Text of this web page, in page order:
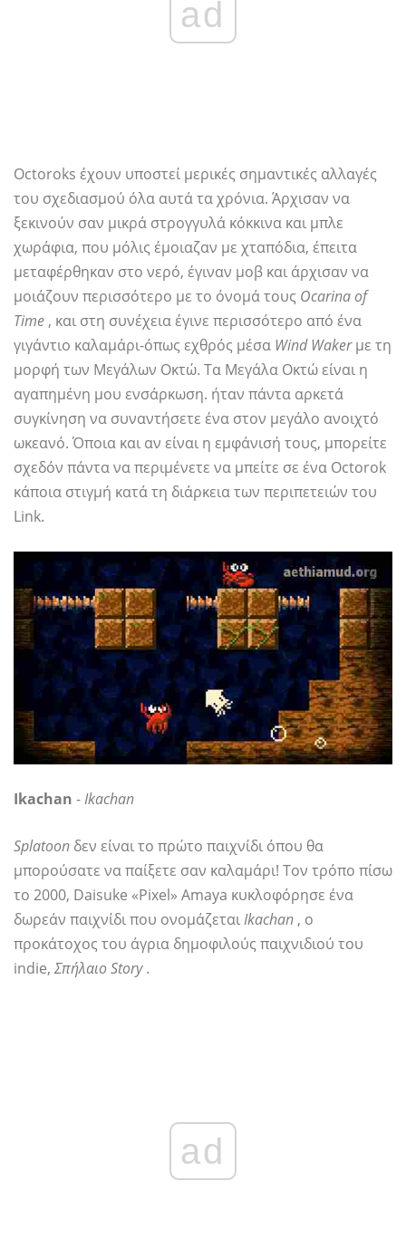
ad
Octoroks έχουν υποστεί μερικές σημαντικές αλλαγές
του σχεδιασμού όλα αυτά τα χρόνια. Άρχισαν να
ξεκινούν σαν μικρά στρογγυλά κόκκινα και μπλε
χωράφια, που μόλις έμοιαζαν με χταπόδια, έπειτα
μεταφέρθηκαν στο νερό, έγιναν μοβ και άρχισαν να
μοιάζουν περισσότερο με το όνομά τους Ocarina of
Time , και στη συνέχεια έγινε περισσότερο από ένα
γιγάντιο καλαμάρι-όπως εχθρός μέσα Wind Wakerμε τη
μορφή των Μεγάλων Οκτώ. Τα Μεγάλα Οκτώ είναι η
αγαπημένη μου ενσάρκωση. ήταν πάντα αρκετά
συγκίνηση να συναντήσετε ένα στον μεγάλο ανοιχτό
ωκεανό. Όποια και αν είναι η εμφάνισή τους, μπορείτε
σχεδόν πάντα να περιμένετε να μπείτε σε ένα Octorok
κάποια στιγμή κατά τη διάρκεια των περιπετειών του
Link.
Ikachan -Ikachan
Splatoon δεν είναι το πρώτο παιχνίδι όπου θα
μπορούσατε να παίξετε σαν καλαμάρι! Τον τρόπο πίσω
το 2000, Daisuke «Pixel» Amaya κυκλοφόρησε ένα
δωρεάν παιχνίδι που ονομάζεταιIkachan , ο
προκάτοχος του άγρια ​​δημοφιλούς παιχνιδιού του
indie, Σπήλαιο Story.
ad